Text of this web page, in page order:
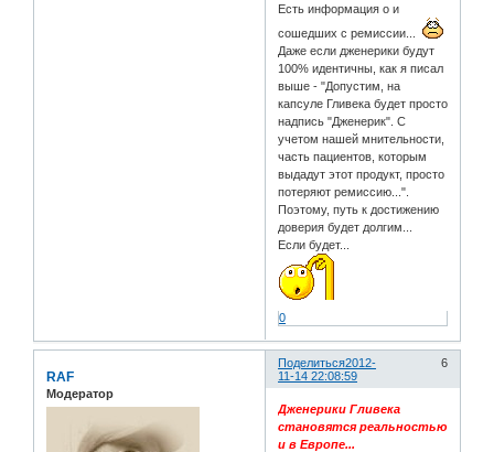
Есть информация о и
сошедших с ремиссии...
Даже если дженерики будут
100% идентичны, как я писал
выше - "Допустим, на
капсуле Гливека будет просто
надпись "Дженерик". С
учетом нашей мнительности,
часть пациентов, которым
выдадут этот продукт, просто
потеряют ремиссию...".
Поэтому, путь к достижению
доверия будет долгим...
Если будет...
0
Поделиться 6
2012-
11-14 22:08:59
RAF
Модератор
Дженерики Гливека
становятся реальностью
и в Европе...